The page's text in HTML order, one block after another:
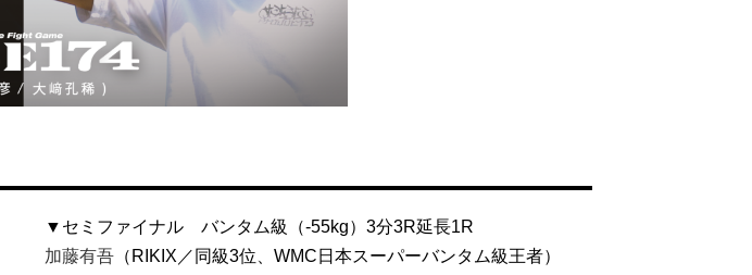
▼セミファイナル バンタム級（-55kg）3分3R延長1R
加藤有吾 （RIKIX／同級3位、WMC日本スーパーバンタム級王者）